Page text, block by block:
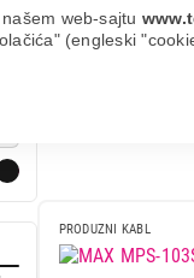
web-sajtu
(engleski
PRODUZNI KABL